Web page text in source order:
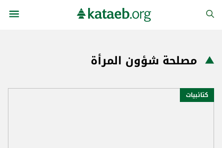
مصلحة شؤون المرأة
كتائبيات